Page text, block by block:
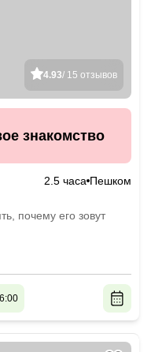
4.93/ 15 отзывов
знакомство
2.5 часа Пешком
почему его зовут